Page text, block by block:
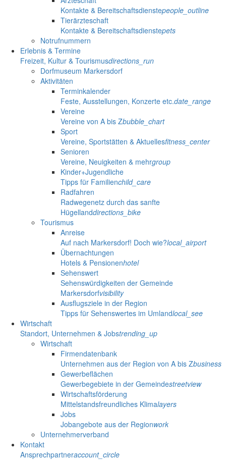
Kontakte & Bereitschaftsdienstepeople_outline
Tierärzteschaft
Kontakte & Bereitschaftsdienstepets
Notrufnummern
Erlebnis & Termine
Freizeit, Kultur & Tourismusdirections_run
Dorfmuseum Markersdorf
Aktivitäten
Terminkalender
Feste, Ausstellungen, Konzerte etc.date_range
Vereine
Vereine von A bis Zbubble_chart
Sport
Vereine, Sportstätten & Aktuellesfitness_center
Senioren
Vereine, Neuigkeiten & mehrgroup
Kinder+Jugendliche
Tipps für Familienchild_care
Radfahren
Radwegenetz durch das sanfte
Hügellanddirections_bike
Tourismus
Anreise
Auf nach Markersdorf! Doch wie?local_airport
Übernachtungen
Hotels & Pensionenhotel
Sehenswert
Sehenswürdigkeiten der Gemeinde
Markersdorfvisibility
Ausflugsziele in der Region
Tipps für Sehenswertes im Umlandlocal_see
Wirtschaft
Standort, Unternehmen & Jobstrending_up
Wirtschaft
Firmendatenbank
Unternehmen aus der Region von A bis Zbusiness
Gewerbeflächen
Gewerbegebiete in der Gemeindestreetview
Wirtschaftsförderung
Mittelstandsfreundliches Klimalayers
Jobs
Jobangebote aus der Regionwork
Unternehmerverband
Kontakt
Ansprechpartneraccount_circle